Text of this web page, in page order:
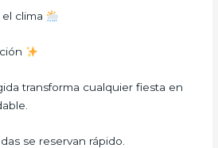
clima
transforma cualquier fiesta en
se reservan rápido.